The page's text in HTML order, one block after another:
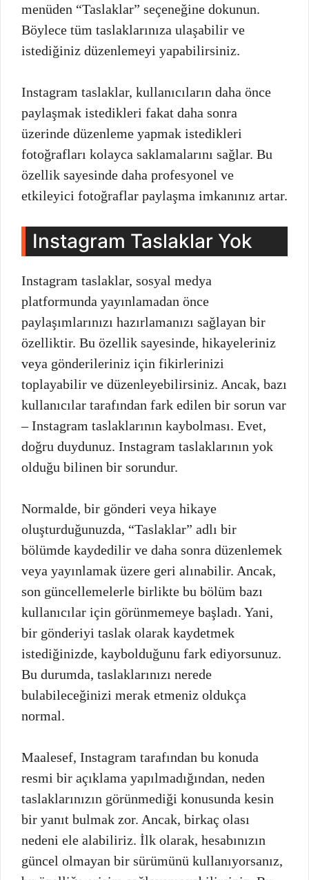
menüden “Taslaklar” seçeneğine dokunun.
Böylece tüm taslaklarınıza ulaşabilir ve
istediğiniz düzenlemeyi yapabilirsiniz.
Instagram taslaklar, kullanıcıların daha önce
paylaşmak istedikleri fakat daha sonra
üzerinde düzenleme yapmak istedikleri
fotoğrafları kolayca saklamalarını sağlar. Bu
özellik sayesinde daha profesyonel ve
etkileyici fotoğraflar paylaşma imkanınız artar.
Instagram Taslaklar Yok
Instagram taslaklar, sosyal medya
platformunda yayınlamadan önce
paylaşımlarınızı hazırlamanızı sağlayan bir
özelliktir. Bu özellik sayesinde, hikayeleriniz
veya gönderileriniz için fikirlerinizi
toplayabilir ve düzenleyebilirsiniz. Ancak, bazı
kullanıcılar tarafından fark edilen bir sorun var
– Instagram taslaklarının kaybolması. Evet,
doğru duydunuz. Instagram taslaklarının yok
olduğu bilinen bir sorundur.
Normalde, bir gönderi veya hikaye
oluşturduğunuzda, “Taslaklar” adlı bir
bölümde kaydedilir ve daha sonra düzenlemek
veya yayınlamak üzere geri alınabilir. Ancak,
son güncellemelerle birlikte bu bölüm bazı
kullanıcılar için görünmemeye başladı. Yani,
bir gönderiyi taslak olarak kaydetmek
istediğinizde, kaybolduğunu fark ediyorsunuz.
Bu durumda, taslaklarınızı nerede
bulabileceğinizi merak etmeniz oldukça
normal.
Maalesef, Instagram tarafından bu konuda
resmi bir açıklama yapılmadığından, neden
taslaklarınızın görünmediği konusunda kesin
bir yanıt bulmak zor. Ancak, birkaç olası
nedeni ele alabiliriz. İlk olarak, hesabınızın
güncel olmayan bir sürümünü kullanıyorsanız,